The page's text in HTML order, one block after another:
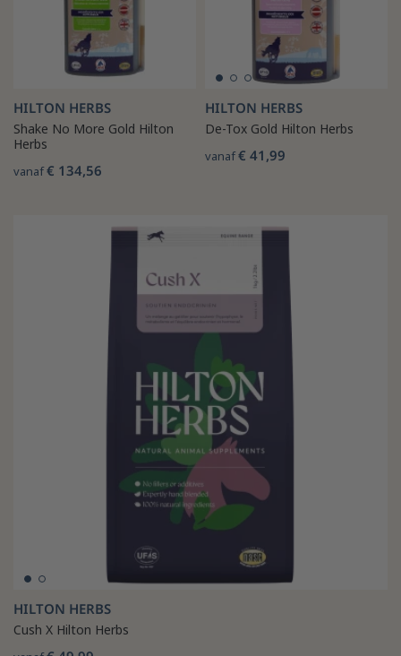
HILTON HERBS
Shake No More Gold Hilton
Herbs
vanaf€ 134,56
HILTON HERBS
De-Tox Gold Hilton Herbs
vanaf€ 41,99
HILTON HERBS
Cush X Hilton Herbs